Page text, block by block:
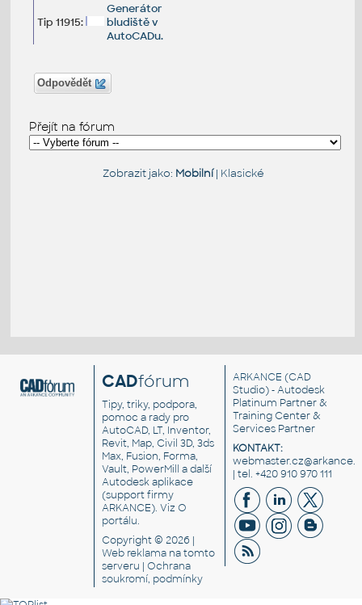
Tip 11915:
Generátor
bludiště v
AutoCADu.
Odpovědět
Přejít na fórum
Zobrazit jako: Mobilní| Klasické
CADfórum
Tipy, triky, podpora,
pomoc a rady pro
AutoCAD, LT, Inventor,
Revit, Map, Civil 3D, 3ds
Max, Fusion, Forma,
Vault, PowerMill a další
Autodesk aplikace
(support firmy
ARKANCE). VizO
portálu.
Copyright © 2026 |
Web reklama na tomto
serveru |Ochrana
soukromí, podmínky
ARKANCE (CAD
Studio) - Autodesk
Platinum Partner &
Training Center &
Services Partner
KONTAKT:
| tel. +420 910 970 111